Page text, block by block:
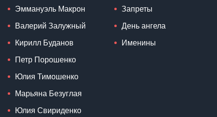
Эммануэль Макрон
Валерий Залужный
Кирилл Буданов
Петр Порошенко
Юлия Тимошенко
Марьяна Безуглая
Юлия Свириденко
Запреты
День ангела
Именины